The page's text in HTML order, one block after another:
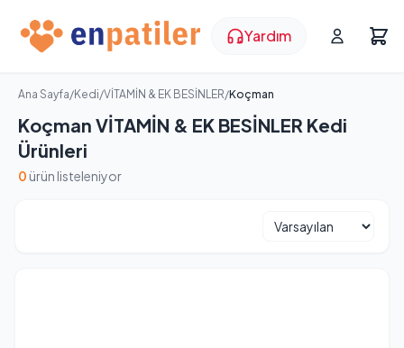
Yardım
Ana Sayfa/Kedi/VİTAMİN & EK BESİNLER/Koçman
Koçman VİTAMİN & EK BESİNLER Kedi
Ürünleri
0 ürün listeleniyor